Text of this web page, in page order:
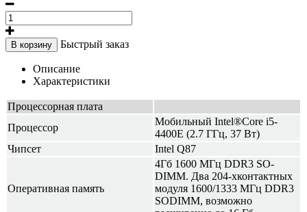
В корзину Быстрый заказ
Описание
Характеристики
Процессорная плата
Процессор
Мобильный Intel®Core i5-
4400E (2.7 ГГц, 37 Вт)
Чипсет
Intel Q87
Оперативная память
4Гб 1600 МГц DDR3 SO-
DIMM. Два 204-хконтактных
модуля 1600/1333 МГц DDR3
SODIMM, возможно